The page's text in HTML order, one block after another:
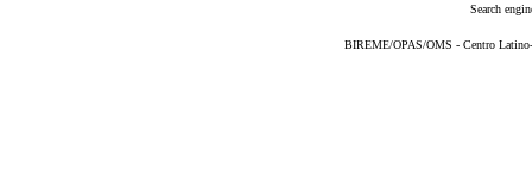
Search
BIREME/OPAS/OMS - Centro Latino-